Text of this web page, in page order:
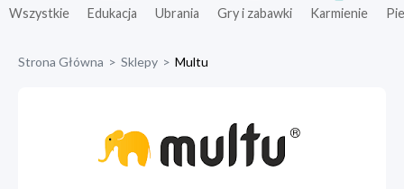
Sklepy
Wszystkie Edukacja Ubrania Gry i zabawki Karmienie
Strona Główna > Sklepy > Multu